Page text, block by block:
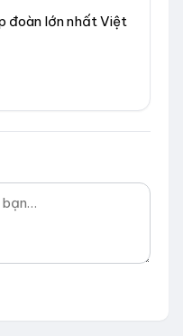
đoàn lớn nhất Việt